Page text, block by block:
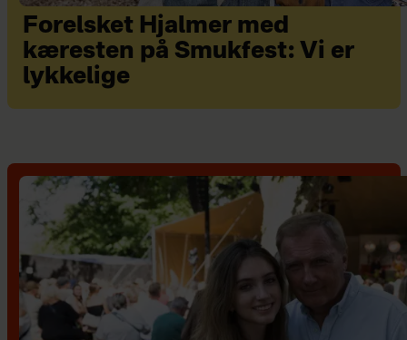
Forelsket Hjalmer med
kæresten på Smukfest: Vi er
lykkelige